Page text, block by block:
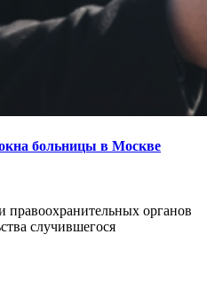
больницы в Москве
правоохранительных органов
случившегося